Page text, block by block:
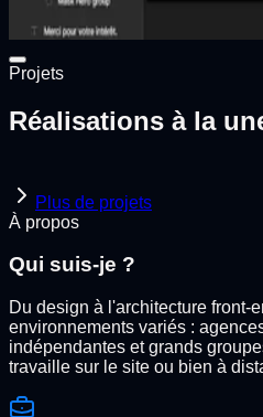
Projets
Réalisations à la
Plus de projets
À propos
Qui suis-je ?
Du design à l'architecture front-
environnements variés :
indépendantes et grands
travaille sur le site ou bien à